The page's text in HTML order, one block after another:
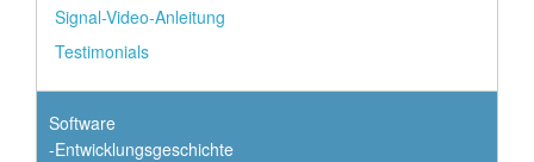
Signal-Video-Anleitung
Testimonials
Software
-Entwicklungsgeschichte